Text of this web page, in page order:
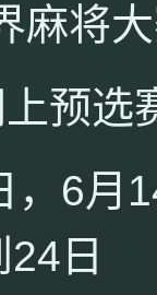
麻将
上预选
， 6月
24 日